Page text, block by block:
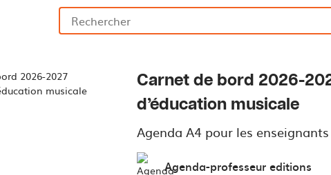
Carnet de bord 2026-
d’éducation musicale
Agenda A4 pour les enseignants
Agenda-professeur editions